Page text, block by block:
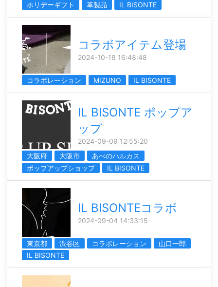
ホリデーギフト 革製品 IL BISONTE
コラボアイテム登場
2024-10-18 16:48:48
コラボレーション MIZUNO IL BISONTE
IL BISONTE ポップア
ップ
2024-09-09 12:55:20
大阪府
大阪市
あべのハルカス
ポップアップショップ
IL BISONTE
IL BISONTEコラボ
2024-09-04 14:33:15
東京都 渋谷区 コラボレーション
山口一郎
IL BISONTE